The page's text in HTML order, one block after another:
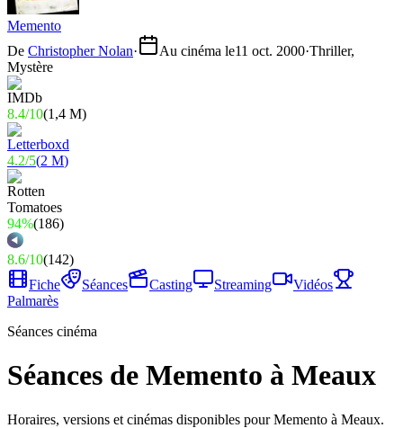
Memento
De Christopher Nolan· Au cinéma le11 oct. 2000·Thriller,
Mystère
8.4/10(1,4 M)
4.2/5(2 M)
94%(186)
8.6/10(142)
Fiche
Séances Casting Streaming
Vidéos
Palmarès
Séances cinéma
Séances de Memento à Meaux
Horaires, versions et cinémas disponibles pour Memento à Meaux.